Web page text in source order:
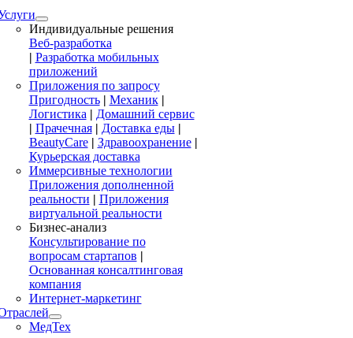
Индивидуальные решения
Веб-разработка
| Разработка мобильных
приложений
Приложения по запросу
Пригодность| Механик|
Логистика| Домашний сервис
| Прачечная | Доставка еды |
BeautyCare | Здравоохранение |
Курьерская доставка
Иммерсивные технологии
Приложения дополненной
реальности | Приложения
виртуальной реальности
Бизнес-анализ
Консультирование по
вопросам стартапов |
Основанная консалтинговая
компания
Интернет-маркетинг
МедТех